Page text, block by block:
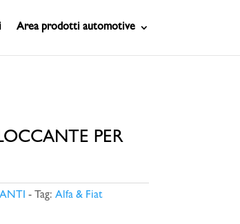
Area prodotti automotive
PER
Tag:Alfa & Fiat